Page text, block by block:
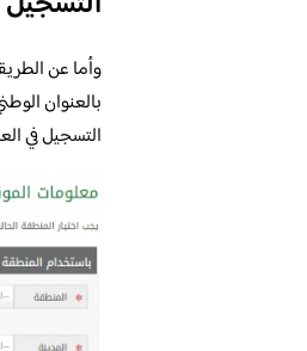
وأما عن
بالعنوان
التسجيل في